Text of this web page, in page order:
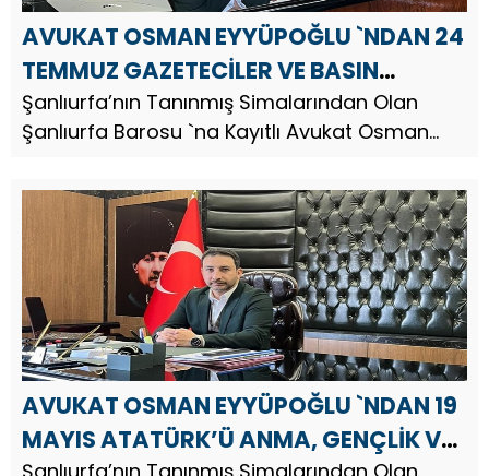
AVUKAT OSMAN EYYÜPOĞLU `NDAN 24
TEMMUZ GAZETECİLER VE BASIN
BAYRAMI MESAJI
Şanlıurfa’nın Tanınmış Simalarından Olan
Şanlıurfa Barosu `na Kayıtlı Avukat Osman
Bayramı dolayısıyla bir mesaj yayınladı. Av.
Osman Eyyüpoğlu, mesajında ...
AVUKAT OSMAN EYYÜPOĞLU `NDAN 19
MAYIS ATATÜRK’Ü ANMA, GENÇLİK VE